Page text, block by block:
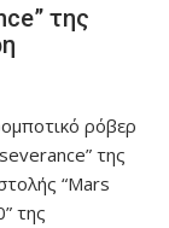
της
ρόβερ
της
“Mars
της